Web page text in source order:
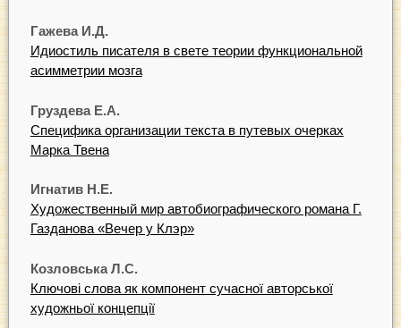
Гажева И.Д.
Идиостиль писателя в свете теории функциональной
асимметрии мозга
Груздева Е.А.
Специфика организации текста в путевых очерках
Марка Твена
Игнатив Н.Е.
Художественный мир автобиографического романа Г.
Газданова «Вечер у Клэр»
Козловська Л.С.
Ключові слова як компонент сучасної aвтopcькoї
художньої концепції